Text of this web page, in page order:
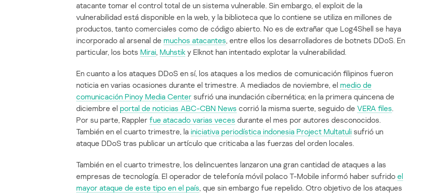
atacante tomar el control total de un sistema vulnerable. Sin embargo, el exploit de la
vulnerabilidad está disponible en la web, y la biblioteca que lo contiene se utiliza en millones de
productos, tanto comerciales como de código abierto. No es de extrañar que Log4Shell se haya
incorporado al arsenal de muchos atacantes, entre ellos los desarrolladores de botnets DDoS. En
particular, los bots Mirai, Muhstik y Elknot han intentado explotar la vulnerabilidad.
En cuanto a los ataques DDoS en sí, los ataques a los medios de comunicación filipinos fueron
noticia en varias ocasiones durante el trimestre. A mediados de noviembre, el medio de
comunicación Pinoy Media Center sufrió una inundación cibernética; en la primera quincena de
diciembre el portal de noticias ABC-CBN News corrió la misma suerte, seguido de VERA files.
Por su parte, Rappler fue atacado varias veces durante el mes por autores desconocidos.
También en el cuarto trimestre, la iniciativa periodística indonesia Project Multatuli sufrió un
ataque DDoS tras publicar un artículo que criticaba a las fuerzas del orden locales.
También en el cuarto trimestre, los delincuentes lanzaron una gran cantidad de ataques a las
empresas de tecnología. El operador de telefonía móvil polaco T-Mobile informó haber sufrido el
mayor ataque de este tipo en el país, que sin embargo fue repelido. Otro objetivo de los ataques